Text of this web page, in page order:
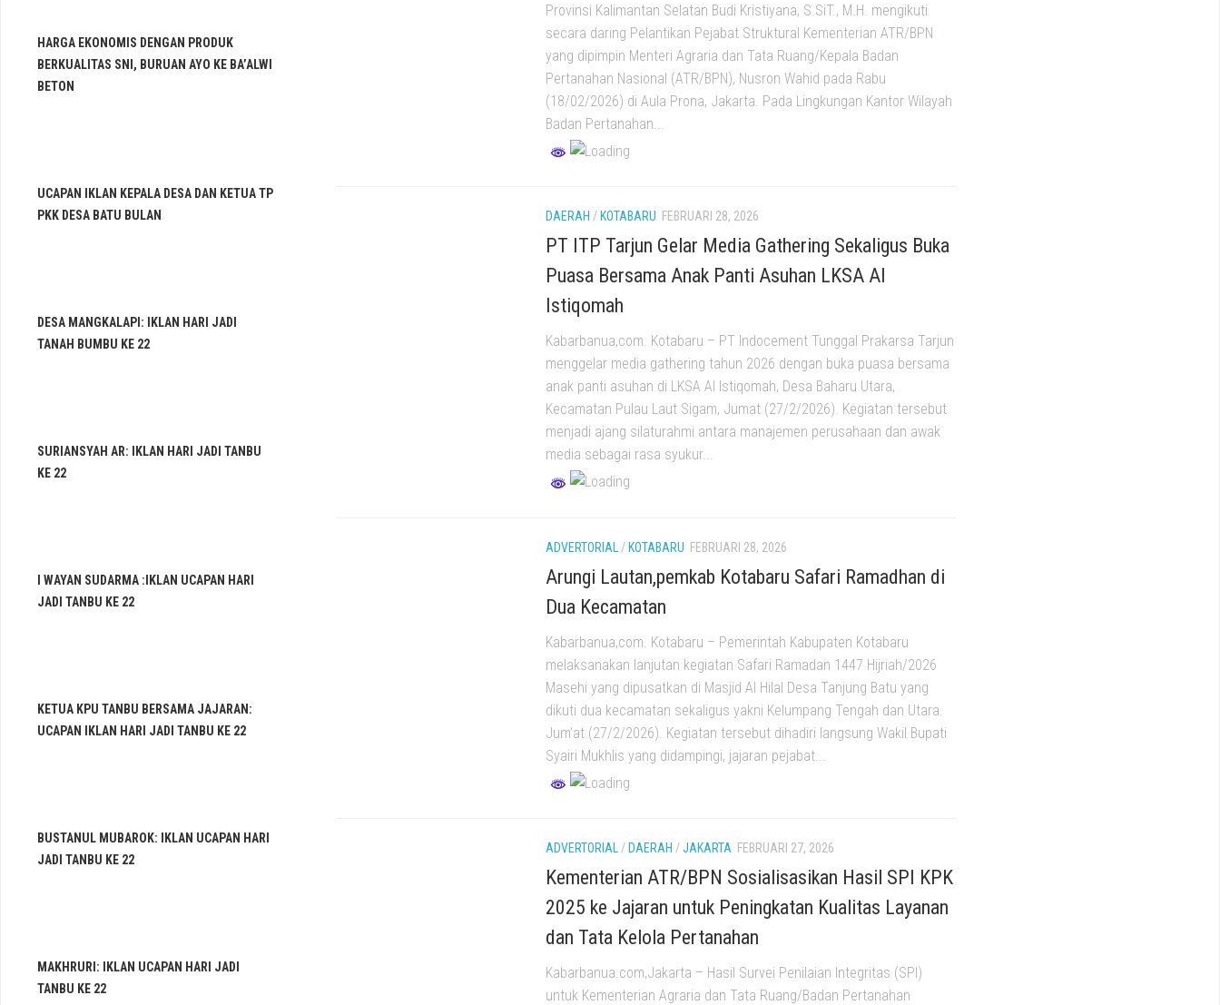
Provinsi Kalimantan Selatan Budi Kristiyana, S.SiT., M.H. mengikuti
secara daring Pelantikan Pejabat Struktural Kementerian ATR/BPN
yang dipimpin Menteri Agraria dan Tata Ruang/Kepala Badan
Pertanahan Nasional (ATR/BPN), Nusron Wahid pada Rabu
(18/02/2026) di Aula Prona, Jakarta. Pada Lingkungan Kantor Wilayah
Badan Pertanahan...
DAERAH / KOTABARU FEBRUARI 28, 2026
PT ITP Tarjun Gelar Media Gathering Sekaligus Buka
Puasa Bersama Anak Panti Asuhan LKSA Al
Istiqomah
Kabarbanua,com. Kotabaru – PT Indocement Tunggal Prakarsa Tarjun
menggelar media gathering tahun 2026 dengan buka puasa bersama
anak panti asuhan di LKSA Al Istiqomah, Desa Baharu Utara,
Kecamatan Pulau Laut Sigam, Jumat (27/2/2026). Kegiatan tersebut
menjadi ajang silaturahmi antara manajemen perusahaan dan awak
media sebagai rasa syukur...
ADVERTORIAL / KOTABARU FEBRUARI 28, 2026
Arungi Lautan,pemkab Kotabaru Safari Ramadhan di
Dua Kecamatan
Kabarbanua,com. Kotabaru – Pemerintah Kabupaten Kotabaru
melaksanakan lanjutan kegiatan Safari Ramadan 1447 Hijriah/2026
Masehi yang dipusatkan di Masjid Al Hilal Desa Tanjung Batu yang
dikuti dua kecamatan sekaligus yakni Kelumpang Tengah dan Utara.
Jum’at (27/2/2026). Kegiatan tersebut dihadiri langsung Wakil Bupati
Syairi Mukhlis yang didampingi, jajaran pejabat...
ADVERTORIAL / DAERAH /JAKARTA FEBRUARI 27, 2026
Kementerian ATR/BPN Sosialisasikan Hasil SPI KPK
2025 ke Jajaran untuk Peningkatan Kualitas Layanan
dan Tata Kelola Pertanahan
Kabarbanua.com,Jakarta – Hasil Survei Penilaian Integritas (SPI)
untuk Kementerian Agraria dan Tata Ruang/Badan Pertanahan
HARGA EKONOMIS DENGAN PRODUK
BERKUALITAS SNI, BURUAN AYO KE BA’ALWI
BETON
UCAPAN IKLAN KEPALA DESA DAN KETUA TP
PKK DESA BATU BULAN
DESA MANGKALAPI: IKLAN HARI JADI
TANAH BUMBU KE 22
SURIANSYAH AR: IKLAN HARI JADI TANBU
KE 22
I WAYAN SUDARMA :IKLAN UCAPAN HARI
JADI TANBU KE 22
KETUA KPU TANBU BERSAMA JAJARAN:
UCAPAN IKLAN HARI JADI TANBU KE 22
BUSTANUL MUBAROK: IKLAN UCAPAN HARI
JADI TANBU KE 22
MAKHRURI: IKLAN UCAPAN HARI JADI
TANBU KE 22